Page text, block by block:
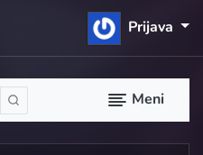
Prijava
Meni